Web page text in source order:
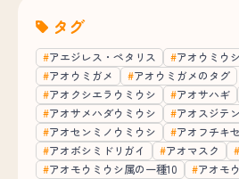
タグ
アエジレス・ペタリス
アオウミウ
アオウミガメ
アオウミガメのタグ
アオクシエラウミウシ
アオサハギ
アオサメハダウミウシ
アオスジテ
アオセンミノウミウシ
アオフチキ
アオボシミドリガイ
アオマスク
アオモウミウシ属の一種10
アオモ